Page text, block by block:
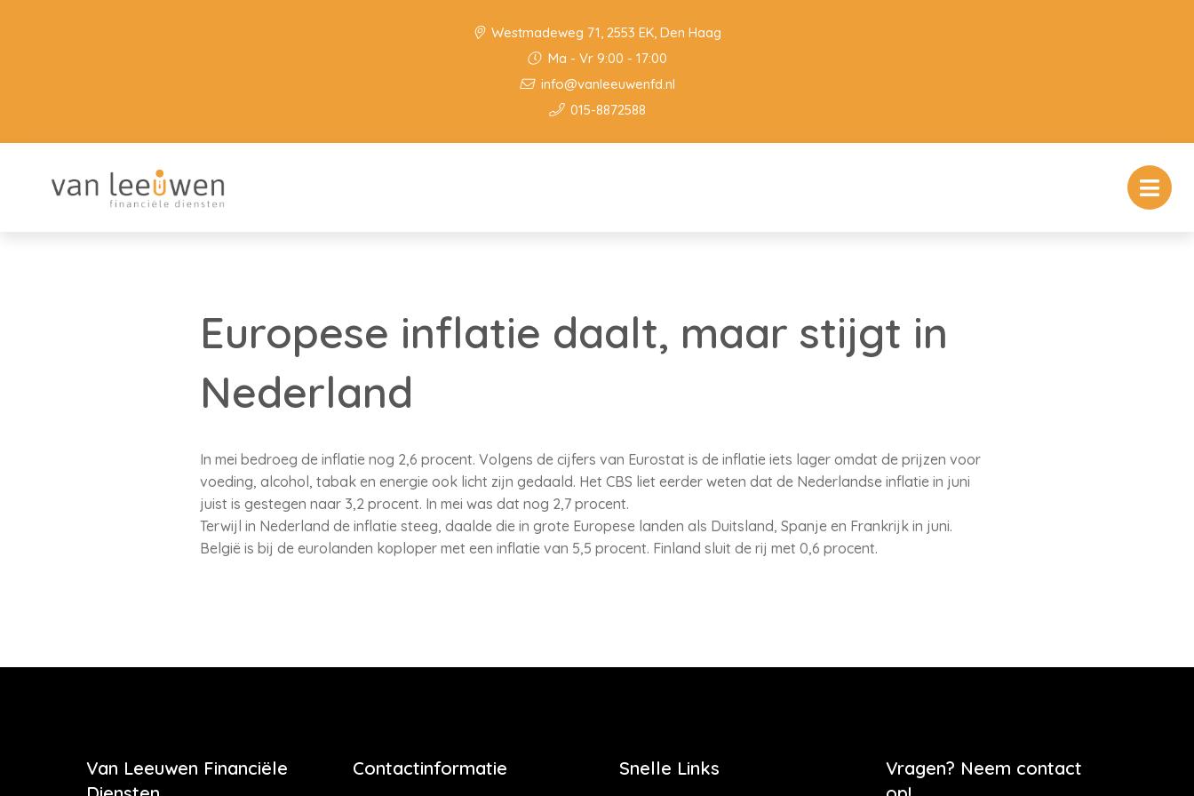
Westmadeweg 71, 2553 EK, Den Haag
Ma - Vr 9:00 - 17:00
info@vanleeuwenfd.nl
015-8872588
Europese inflatie daalt, maar stijgt in
Nederland
In mei bedroeg de inflatie nog 2,6 procent. Volgens de cijfers van Eurostat is de inflatie iets lager omdat de prijzen voor
voeding, alcohol, tabak en energie ook licht zijn gedaald. Het CBS liet eerder weten dat de Nederlandse inflatie in juni
juist is gestegen naar 3,2 procent. In mei was dat nog 2,7 procent.
Terwijl in Nederland de inflatie steeg, daalde die in grote Europese landen als Duitsland, Spanje en Frankrijk in juni.
België is bij de eurolanden koploper met een inflatie van 5,5 procent. Finland sluit de rij met 0,6 procent.
Van Leeuwen Financiële
Contactinformatie Snelle Links
Vragen? Neem contact